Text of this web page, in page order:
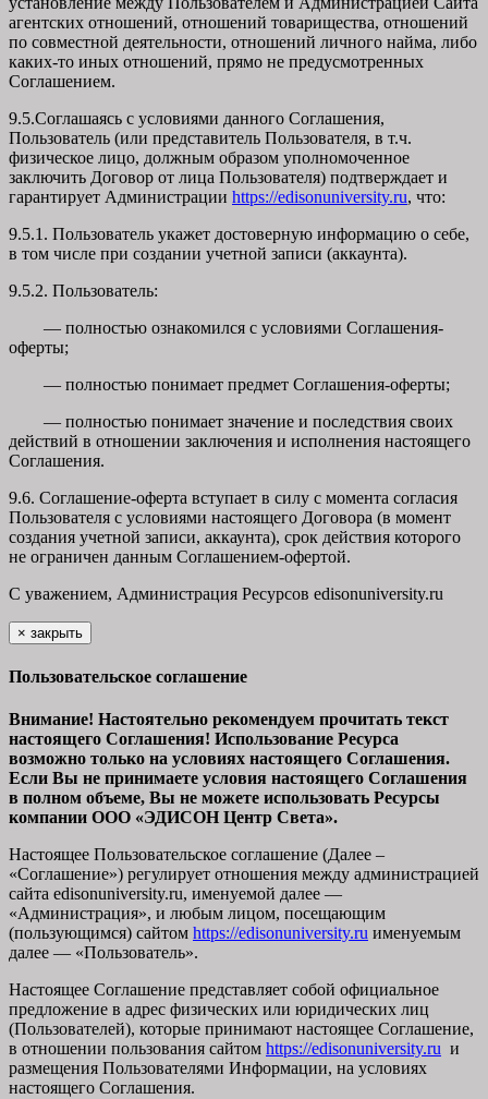
агентских отношений, отношений товарищества, отношений
по совместной деятельности, отношений личного найма, либо
каких-то иных отношений, прямо не предусмотренных
Соглашением.
9.5.Соглашаясь с условиями данного Соглашения,
Пользователь (или представитель Пользователя, в т.ч.
физическое лицо, должным образом уполномоченное
заключить Договор от лица Пользователя) подтверждает и
гарантирует Администрации https://edisonuniversity.ru, что:
9.5.1. Пользователь укажет достоверную информацию о себе,
в том числе при создании учетной записи (аккаунта).
9.5.2. Пользователь:
— полностью ознакомился с условиями Соглашения-
оферты;
— полностью понимает предмет Соглашения-оферты;
— полностью понимает значение и последствия своих
действий в отношении заключения и исполнения настоящего
Соглашения.
9.6. Соглашение-оферта вступает в силу с момента согласия
Пользователя с условиями настоящего Договора (в момент
создания учетной записи, аккаунта), срок действия которого
не ограничен данным Соглашением-офертой.
С уважением, Администрация Ресурсов edisonuniversity.ru
× закрыть
Пользовательское соглашение
Внимание! Настоятельно рекомендуем прочитать текст
настоящего Соглашения! Использование Ресурса
возможно только на условиях настоящего Соглашения.
Если Вы не принимаете условия настоящего Соглашения
в полном объеме, Вы не можете использовать Ресурсы
компании ООО «ЭДИСОН Центр Света».
Настоящее Пользовательское соглашение (Далее –
«Соглашение») регулирует отношения между администрацией
сайта edisonuniversity.ru, именуемой далее —
«Администрация», и любым лицом, посещающим
(пользующимся) сайтом https://edisonuniversity.ru именуемым
далее — «Пользователь».
Настоящее Соглашение представляет собой официальное
предложение в адрес физических или юридических лиц
(Пользователей), которые принимают настоящее Соглашение,
в отношении пользования сайтом https://edisonuniversity.ru и
размещения Пользователями Информации, на условиях
настоящего Соглашения.